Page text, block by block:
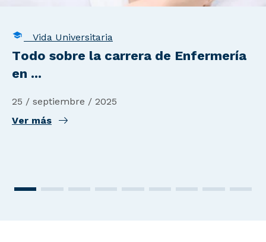
Vida Universitaria
Todo sobre la carrera de Enfermería
en ...
25 / septiembre / 2025
Ver más